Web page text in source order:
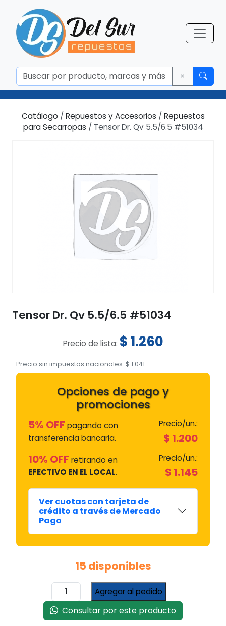
Catálogo / Repuestos y Accesorios / Repuestos
para Secarropas / Tensor Dr. Qv 5.5/6.5 #51034
Tensor Dr. Qv 5.5/6.5 #51034
Precio de lista: $1.260
Precio sin impuestos nacionales: $ 1.041
Opciones de pago y
promociones
5% OFF pagando con
transferencia bancaria.
Precio/un.:
$ 1.200
10% OFF retirando en
EFECTIVO EN EL LOCAL.
Precio/un.:
$ 1.145
Ver cuotas con tarjeta de
crédito a través de Mercado
Pago
15 disponibles
Tensor
Dr.
Qv
5.5/6.5
Agregar al pedido
Consultar por este producto